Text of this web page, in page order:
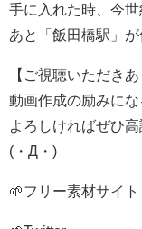
手に入れた時、今世
あと「飯田橋駅」
【ご視聴いただき
動画作成の励みにな
よろしければぜひ
(・Д・)
🌱フリー素材サイト